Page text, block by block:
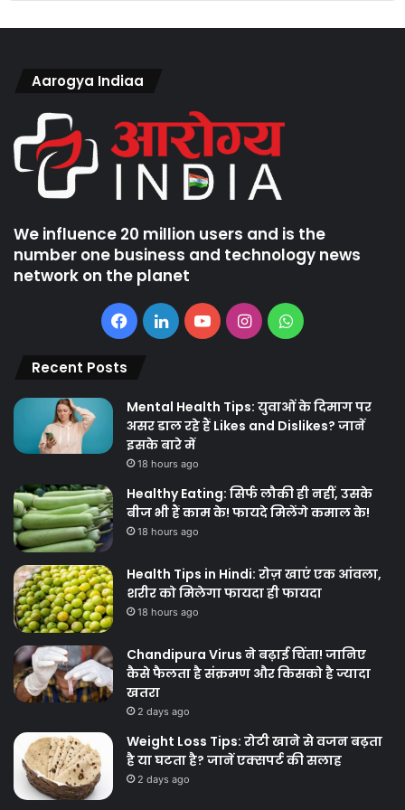
Aarogya Indiaa
We influence 20 million users and is the
number one business and technology news
network on the planet
Facebook
LinkedInYouTubeInstagramWhatsApp
Recent Posts
Mental Health Tips: युवाओं के दिमाग पर
असर डाल रहे हैं Likes and Dislikes? जानें
इसके बारे में
18 hours ago
Healthy Eating: सिर्फ लौकी ही नहीं, उसके
बीज भी हैं काम के! फायदे मिलेंगे कमाल के!
18 hours ago
Health Tips in Hindi: रोज़ खाएं एक आंवला,
शरीर को मिलेगा फायदा ही फायदा
18 hours ago
Chandipura Virus ने बढ़ाई चिंता! जानिए
कैसे फैलता है संक्रमण और किसको है ज्यादा
खतरा
2 days ago
Weight Loss Tips: रोटी खाने से वजन बढ़ता
है या घटता है? जानें एक्सपर्ट की सलाह
2 days ago